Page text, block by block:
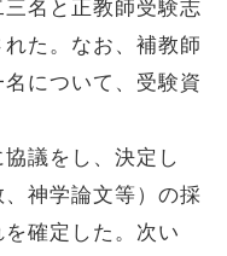
名と正教師受験志
た。なお、補教師
について、受験資
議をし、決定し
神学論文等）の採
確定した。次い